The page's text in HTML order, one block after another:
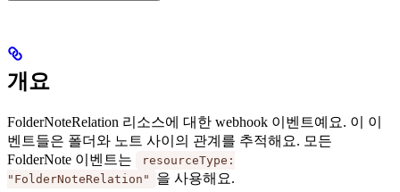
개요
FolderNoteRelation 리소스에 대한 webhook 이벤트예요. 이 이
벤트들은 폴더와 노트 사이의 관계를 추적해요. 모든
FolderNote 이벤트는
resourceType:
"FolderNoteRelation"
을 사용해요.